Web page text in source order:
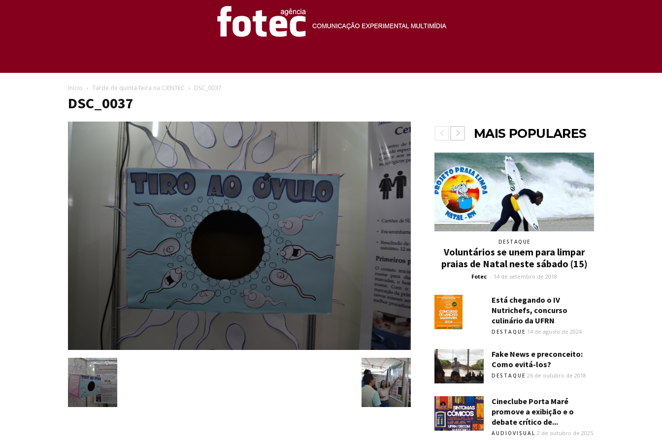
Início Tarde de quinta-feira na CIENTEC DSC_0037
DSC_0037
MAIS POPULARES
DESTAQUE
Voluntários se unem para limpar
praias de Natal neste sábado (15)
Fotec - 14 de setembro de 2018
Está chegando o IV
Nutrichefs, concurso
culinário da UFRN
DESTAQUE 14 de agosto de 2024
Fake News e preconceito:
Como evitá-los?
DESTAQUE 26 de outubro de 2018
Cineclube Porta Maré
promove a exibição e o
debate crítico de...
AUDIOVISUAL 2 de outubro de 2025